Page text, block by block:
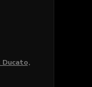
Ducato,